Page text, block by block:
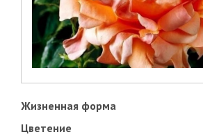
Жизненная форма
Цветение